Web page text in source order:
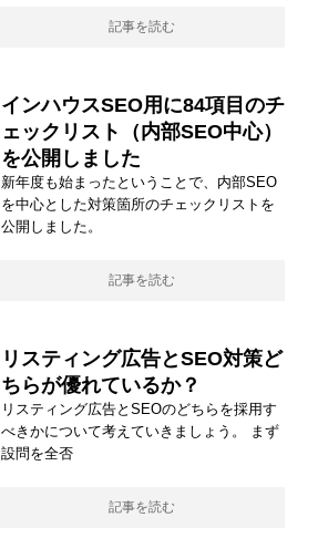
記事を読む
インハウスSEO用に84項目のチ
ェックリスト（内部SEO中心）
を公開しました
新年度も始まったということで、内部SEO
を中心とした対策箇所のチェックリストを
公開しました。
記事を読む
リスティング広告とSEO対策ど
ちらが優れているか？
リスティング広告とSEOのどちらを採用す
べきかについて考えていきましょう。 まず
設問を全否
記事を読む